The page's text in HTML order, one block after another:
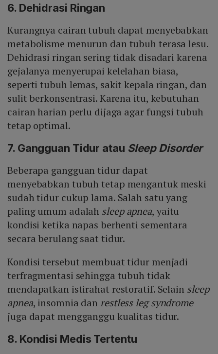
6. Dehidrasi Ringan
Kurangnya cairan tubuh dapat menyebabkan
metabolisme menurun dan tubuh terasa lesu.
Dehidrasi ringan sering tidak disadari karena
gejalanya menyerupai kelelahan biasa,
seperti tubuh lemas, sakit kepala ringan, dan
sulit berkonsentrasi. Karena itu, kebutuhan
cairan harian perlu dijaga agar fungsi tubuh
tetap optimal.
7. Gangguan Tidur atau Sleep Disorder
Beberapa gangguan tidur dapat
menyebabkan tubuh tetap mengantuk meski
sudah tidur cukup lama. Salah satu yang
paling umum adalah sleep apnea, yaitu
kondisi ketika napas berhenti sementara
secara berulang saat tidur.
Kondisi tersebut membuat tidur menjadi
terfragmentasi sehingga tubuh tidak
mendapatkan istirahat restoratif. Selain sleep
apnea, insomnia dan restless leg syndrome
juga dapat mengganggu kualitas tidur.
8. Kondisi Medis Tertentu